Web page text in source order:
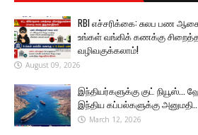
RBI எச்சரிக்கை: சுலப பண
உங்கள் வங்கிக் கணக்கு
வழிவகுக்கலாம்!
August 09, 2026
இந்தியர்களுக்கு குட்
இந்திய கப்பல்களுக்கு அனுமதி..
March 12, 2026